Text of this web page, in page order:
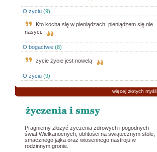
O życiu (9)
Kto kocha się w pieniądzach, pieniądzem się nie
nasyci.
O bogactwie (8)
życie życie jest nowelą
O życiu (9)
więcej złotych myśli
Pragniemy złożyć życzenia zdrowych i pogodnych
świąt Wielkanocnych, obfitości na świątecznym stole,
smacznego jajka oraz wiosennego nastroju w
rodzinnym gronie.